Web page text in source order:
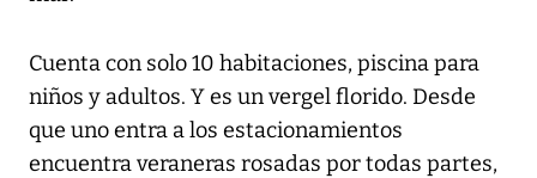
Cuenta con solo 10 habitaciones, piscina para
niños y adultos. Y es un vergel florido. Desde
que uno entra a los estacionamientos
encuentra veraneras rosadas por todas partes,